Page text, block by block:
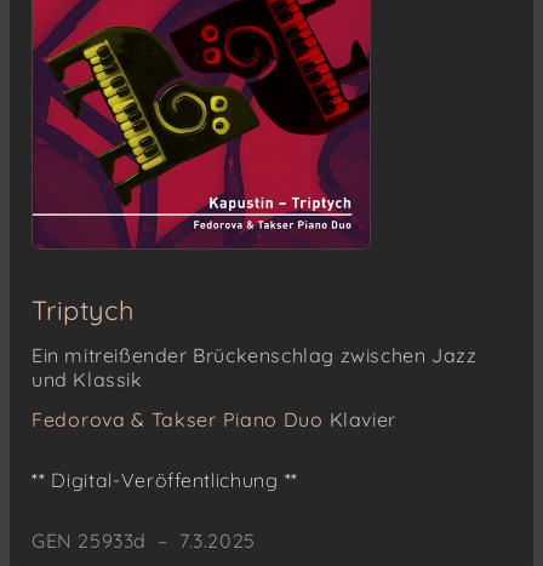
Triptych
Ein mitreißender Brückenschlag zwischen Jazz
und Klassik
Fedorova & Takser Piano Duo Klavier
** Digital-Veröffentlichung **
GEN 25933d – 7.3.2025